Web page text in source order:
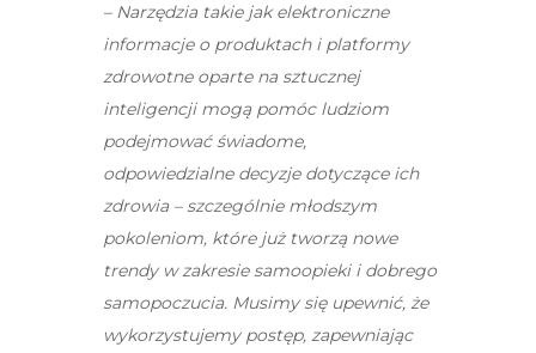
– Narzędzia takie jak elektroniczne
informacje o produktach i platformy
zdrowotne oparte na sztucznej
inteligencji mogą pomóc ludziom
podejmować świadome,
odpowiedzialne decyzje dotyczące ich
zdrowia – szczególnie młodszym
pokoleniom, które już tworzą nowe
trendy w zakresie samoopieki i dobrego
samopoczucia. Musimy się upewnić, że
wykorzystujemy postęp, zapewniając